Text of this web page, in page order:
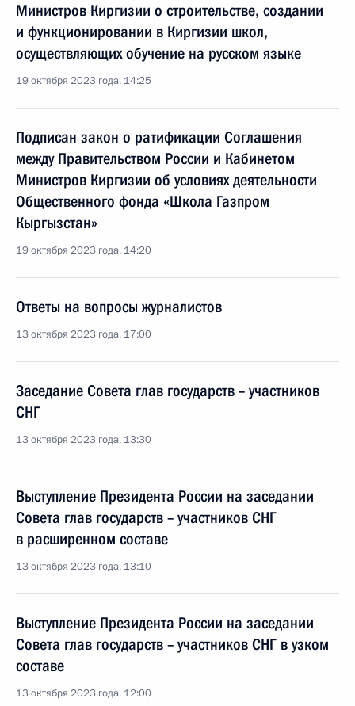
Министров Киргизии о строительстве, создании
и функционировании в Киргизии школ,
осуществляющих обучение на русском языке
19 октября 2023 года, 14:25
Подписан закон о ратификации Соглашения
между Правительством России и Кабинетом
Министров Киргизии об условиях деятельности
Общественного фонда «Школа Газпром
Кыргызстан»
19 октября 2023 года, 14:20
Ответы на вопросы журналистов
13 октября 2023 года, 17:00
Заседание Совета глав государств – участников
СНГ
13 октября 2023 года, 13:30
Выступление Президента России на заседании
Совета глав государств – участников СНГ
в расширенном составе
13 октября 2023 года, 13:10
Выступление Президента России на заседании
Совета глав государств – участников СНГ в узком
составе
13 октября 2023 года, 12:00